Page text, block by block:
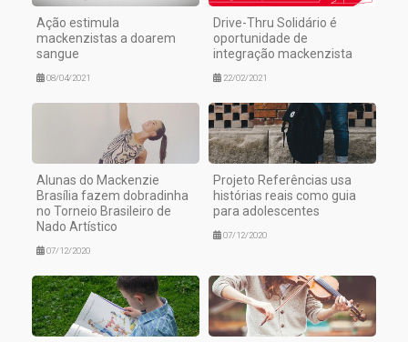
Ação estimula
mackenzistas a doarem
sangue
08/04/2021
Drive-Thru Solidário é
oportunidade de
integração mackenzista
22/02/2021
Alunas do Mackenzie
Brasília fazem dobradinha
no Torneio Brasileiro de
Nado Artístico
07/12/2020
Projeto Referências usa
histórias reais como guia
para adolescentes
07/12/2020